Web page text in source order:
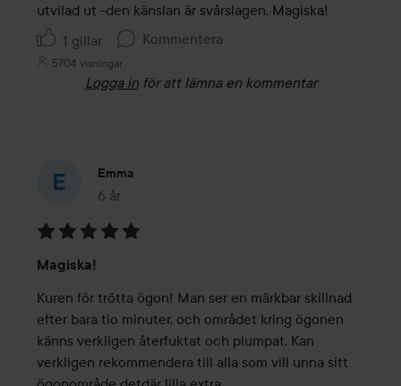
utvilad ut -den känslan är svårslagen. Magiska!
1 gillar
Kommentera
5704 visningar
Logga in för att lämna en kommentar
Emma
6 år
Inlägget skapades 6 år
5
av
5
Magiska!
Kuren för trötta ögon! Man ser en märkbar skillnad
efter bara tio minuter, och området kring ögonen
känns verkligen återfuktat och plumpat. Kan
verkligen rekommendera till alla som vill unna sitt